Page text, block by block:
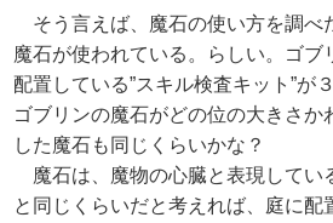
そう言えば、魔石の使い方を調べ
魔石が使われている。らしい。ゴブ
配置している”スキル検査キット”が
ゴブリンの魔石がどの位の大きさか
した魔石も同じくらいかな？
魔石は、魔物の心臓と表現してい
と同じくらいだと考えれば、庭に配